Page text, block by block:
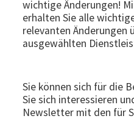
wichtige Änderungen!
erhalten Sie alle
relevanten Änderungen
ausgewählten
Sie können sich für die
Sie sich interessieren
Newsletter mit den für